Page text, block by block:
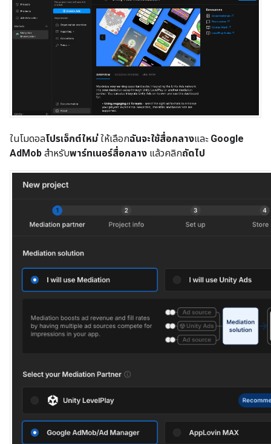
ในโมดอลโปรเจ็กต์ใหม่ให้เลือกฉันจะใช้สื่อกลางและ Google
AdMob สำหรับพาร์ทเนอร์สื่อกลาง แล้วคลิกถัดไป